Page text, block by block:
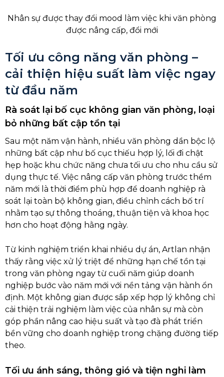
Nhân sự được thay đổi mood làm việc khi văn phòng
được nâng cấp, đổi mới
Tối ưu công năng văn phòng –
cải thiện hiệu suất làm việc ngay
từ đầu năm
Rà soát lại bố cục không gian văn phòng, loại
bỏ những bất cập tồn tại
Sau một năm vận hành, nhiều văn phòng dần bộc lộ
những bất cập như bố cục thiếu hợp lý, lối đi chật
hẹp hoặc khu chức năng chưa tối ưu cho nhu cầu sử
dụng thực tế. Việc nâng cấp văn phòng trước thềm
năm mới là thời điểm phù hợp để doanh nghiệp rà
soát lại toàn bộ không gian, điều chỉnh cách bố trí
nhằm tạo sự thông thoáng, thuận tiện và khoa học
hơn cho hoạt động hằng ngày.
Từ kinh nghiệm triển khai nhiều dự án, Artlan nhận
thấy rằng việc xử lý triệt để những hạn chế tồn tại
trong văn phòng ngay từ cuối năm giúp doanh
nghiệp bước vào năm mới với nền tảng vận hành ổn
định. Một không gian được sắp xếp hợp lý không chỉ
cải thiện trải nghiệm làm việc của nhân sự mà còn
góp phần nâng cao hiệu suất và tạo đà phát triển
bền vững cho doanh nghiệp trong chặng đường tiếp
theo.
Tối ưu ánh sáng, thông gió và tiện nghi làm